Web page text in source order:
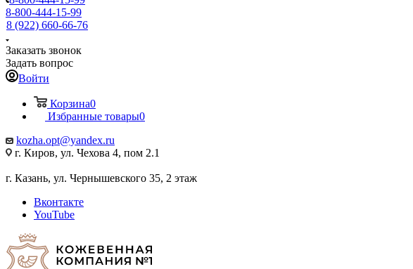
8-800-444-15-99
8 (922) 660-66-76
Заказать звонок
Задать вопрос
Войти
Корзина0
Избранные товары0
kozha.opt@yandex.ru
г. Киров, ул. Чехова 4, пом 2.1
г. Казань, ул. Чернышевского 35, 2 этаж
Вконтакте
YouTube